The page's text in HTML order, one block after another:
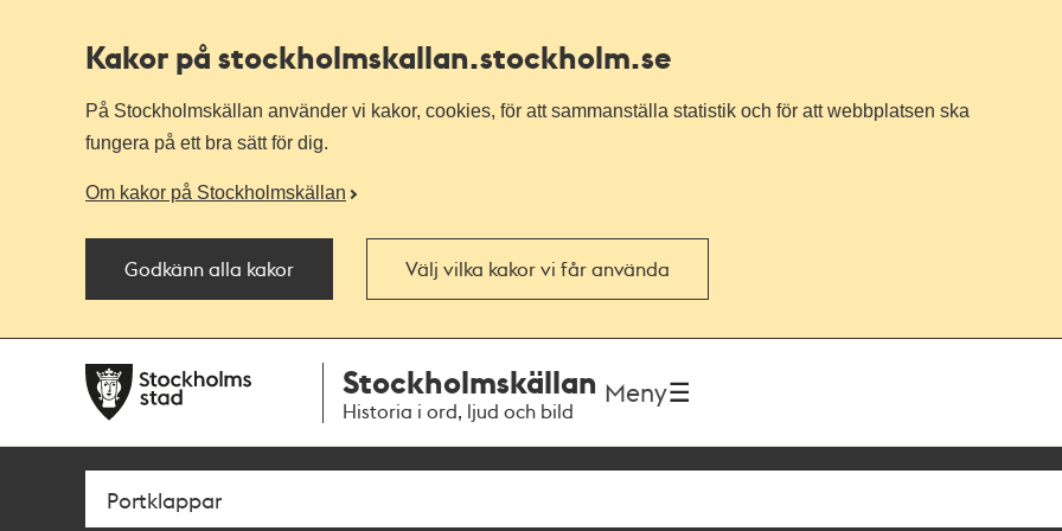
Kakor på stockholmskallan.stockholm.se
På Stockholmskällan använder vi kakor, cookies, för att sammanställa statistik och för att webbplatsen ska
fungera på ett bra sätt för dig.
Om kakor på Stockholmskällan
Godkänn alla kakor Välj vilka kakor vi får använda
navigationen
huvudinnehållet
Stockholmskällan
Historia i ord, ljud och bild
Meny
Sök